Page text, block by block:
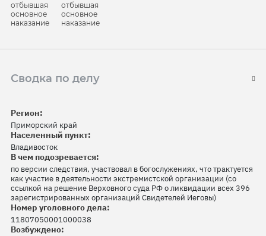
отбывшая
основное
наказание
отбывшая
основное
наказание
Сводка по делу
Регион:
Приморский край
Населенный пункт:
Владивосток
В чем подозревается:
по версии следствия, участвовал в богослужениях, что трактуется
как участие в деятельности экстремистской организации (со
ссылкой на решение Верховного суда РФ о ликвидации всех 396
зарегистрированных организаций Свидетелей Иеговы)
Номер уголовного дела:
11807050001000038
Возбуждено: